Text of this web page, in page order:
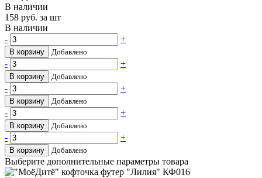
В наличии
158 руб. за шт
В наличии
-
+
В корзину Добавлено
- +
В корзину Добавлено
- +
В корзину Добавлено
- +
В корзину Добавлено
- +
В корзину Добавлено
Выберите дополнительные параметры товара